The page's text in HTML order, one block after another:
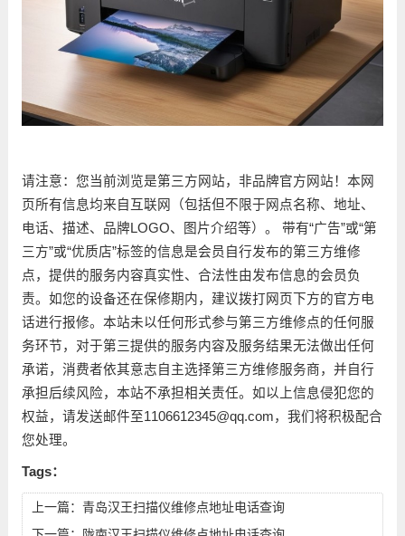
请注意：您当前浏览是第三方网站，非品牌官方网站！本网
页所有信息均来自互联网（包括但不限于网点名称、地址、
电话、描述、品牌LOGO、图片介绍等）。 带有“广告”或“第
三方”或“优质店”标签的信息是会员自行发布的第三方维修
点，提供的服务内容真实性、合法性由发布信息的会员负
责。如您的设备还在保修期内，建议拨打网页下方的官方电
话进行报修。本站未以任何形式参与第三方维修点的任何服
务环节，对于第三提供的服务内容及服务结果无法做出任何
承诺，消费者依其意志自主选择第三方维修服务商，并自行
承担后续风险，本站不承担相关责任。如以上信息侵犯您的
权益，请发送邮件至1106612345@qq.com，我们将积极配合
您处理。
Tags：
上一篇： 青岛汉王扫描仪维修点地址电话查询